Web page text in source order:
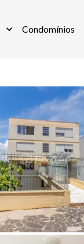
Condomínios